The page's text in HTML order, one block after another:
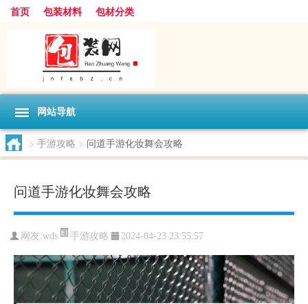
首页 包装材料 包材分类
网站导航
> 手游攻略 > 问道手游化妆舞会攻略
问道手游化妆舞会攻略
网友:wds 手游攻略 2024-04-23 23:55:57